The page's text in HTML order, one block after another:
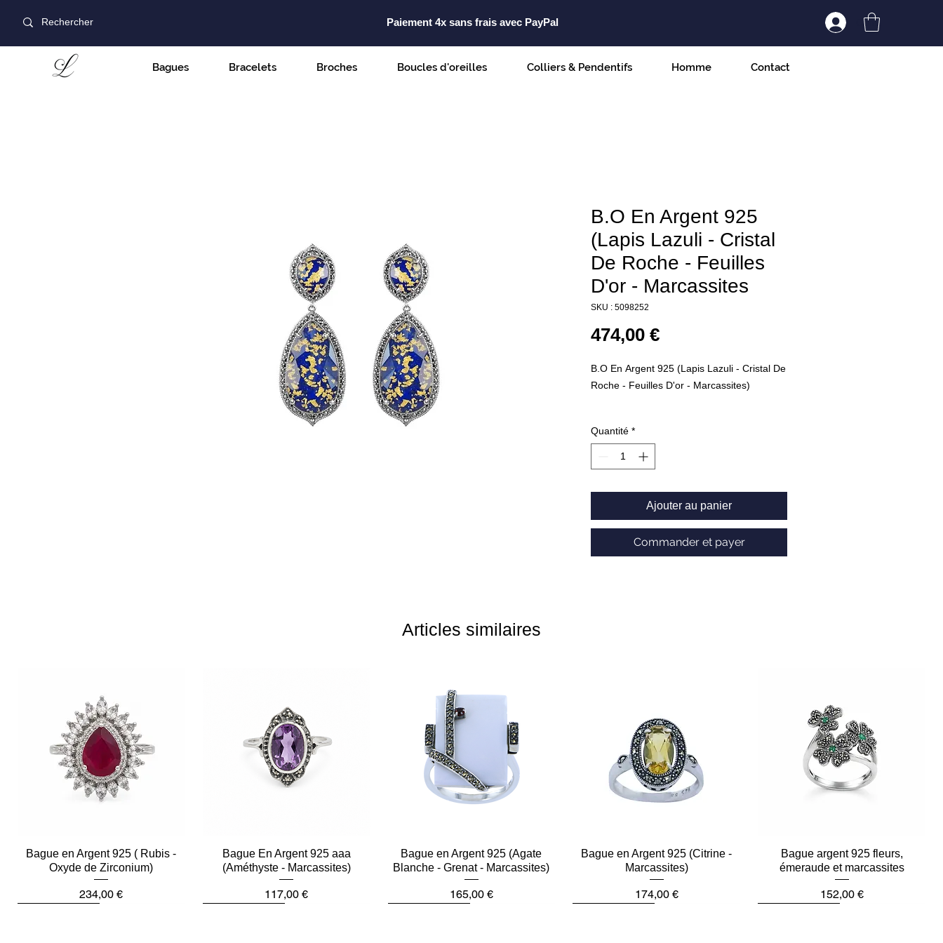
Paiement 4x sans frais avec PayPal Connexion/
Bagues Bracelets Broches Boucles d'oreilles Colliers & Pendentifs Homme Contact
B.O En Argent 925
(Lapis Lazuli - Cristal
De Roche - Feuilles
D'or - Marcassites
SKU : 5098252
474,00 €Prix
B.O En Argent 925 (Lapis Lazuli - Cristal De
Roche - Feuilles D'or - Marcassites)
Réf : 5098252
Quantité *
Ajouter au panier
Commander et payer
Articles similaires
Aperçu rapide
Bague en Argent 925 ( Rubis -
Oxyde de Zirconium)
Prix
234,00 €
Aperçu rapide
Bague En Argent 925 aaa
(Améthyste - Marcassites)
Prix
117,00 €
Aperçu rapide
Bague en Argent 925 (Agate
Blanche - Grenat - Marcassites)
Prix
165,00 €
Aperçu rapide
Bague en Argent 925 (Citrine -
Marcassites)
Prix
174,00 €
Aperçu rapide
Bague argent 925 fleurs,
émeraude et marcassites
Prix
152,00 €